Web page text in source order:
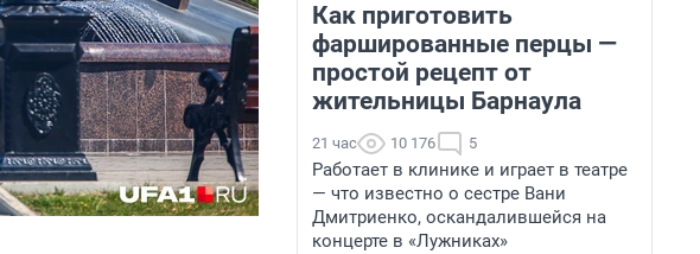
Как приготовить
фаршированные перцы —
простой рецепт от
жительницы Барнаула
21 час 10 176 5
Работает в клинике и играет в театре
— что известно о сестре Вани
Дмитриенко, оскандалившейся на
концерте в «Лужниках»